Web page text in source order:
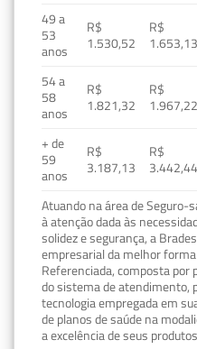
49 a
53
anos
R$
1.530,52
R$
1.653,13
54 a
58
anos
R$
1.821,32
R$
1.967,22
+ de
59
anos
R$
3.187,13
R$
3.442,44
Atuando na área de Seguro-
à atenção dada às
solidez e segurança, a
empresarial da melhor
Referenciada, composta
do sistema de atendimento,
tecnologia empregada em
de planos de saúde na
a excelência de seus